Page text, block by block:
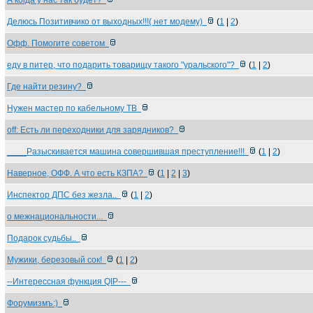
Делюсь Позитивчико от выходных!!!( нет модему) (1 2)
Офф. Помогите советом
еду в питер, что подарить товарищу такого "уральского"? (1 2)
Где найти резину?
Нужен мастер по кабельному ТВ
off: Есть ли переходники для зарядников?
____Разыскивается машина совершившая преступление!!! (1 2)
Наверное, ОФФ. А что есть КЗПА? (1 2 3)
Инспектор ДПС без жезла.. (1 2)
о межнациональности...
Подарок судьбы..
Мужики, березовый сок! (1 2)
--Интерессная функция QIP---
Форумизмъ:)